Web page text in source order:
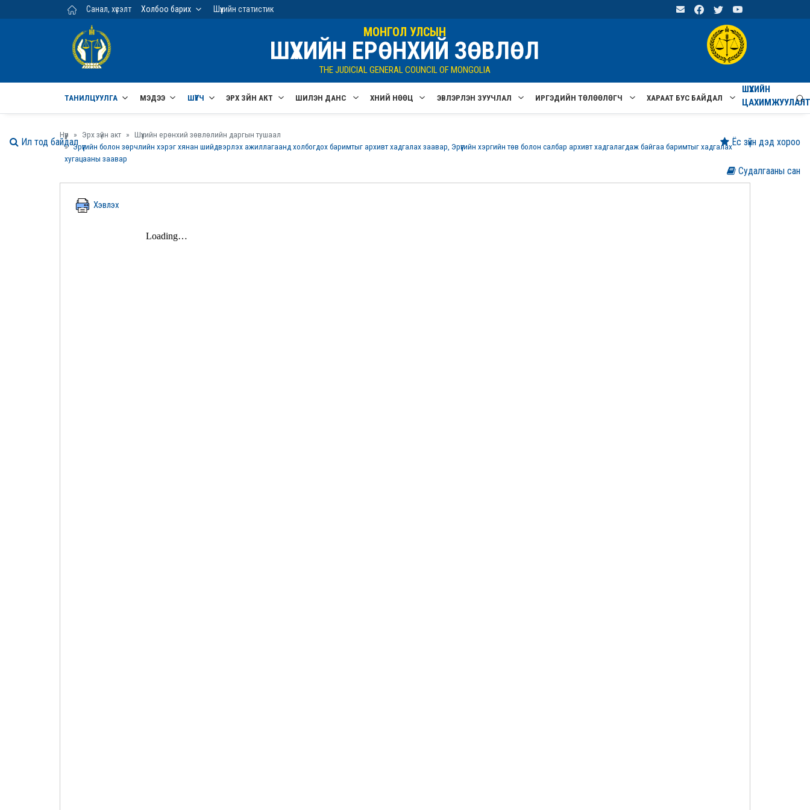
Үндсэн агуулга руу шилжих
Санал, хүсэлт Холбоо барих Шүүхийн статистик
МОНГОЛ УЛСЫН
ШҮҮХИЙН ЕРӨНХИЙ ЗӨВЛӨЛ
THE JUDICIAL GENERAL COUNCIL OF MONGOLIA
ТАНИЛЦУУЛГА МЭДЭЭ ШҮҮГЧ ЭРХ ЗҮЙН АКТ ШИЛЭН ДАНС ХҮНИЙ НӨӨЦ ЭВЛЭРҮҮЛЭН ЗУУЧЛАЛ ИРГЭДИЙН ТӨЛӨӨЛӨГЧ ХАРААТ БУС БАЙДАЛ
ШҮҮХИЙН
Нүүр Эрх зүйн акт
Шүүхийн ерөнхий зөвлөлийн даргын тушаал
Эрүүгийн болон зөрчлийн хэрэг хянан шийдвэрлэх ажиллагаанд холбогдох баримтыг архивт хадгалах заавар, Эрүүгийн хэргийн төв болон салбар архивт хадгалагдаж байгаа баримтыг хадгалах
хугацааны заавар
Хэвлэх
Судалгааны сан
Ёс зүйн дэд хороо
Ил тод байдал